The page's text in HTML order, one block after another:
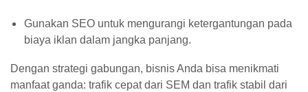
Gunakan SEO untuk mengurangi ketergantungan pada
biaya iklan dalam jangka panjang.
Dengan strategi gabungan, bisnis Anda bisa menikmati
manfaat ganda: trafik cepat dari SEM dan trafik stabil dari